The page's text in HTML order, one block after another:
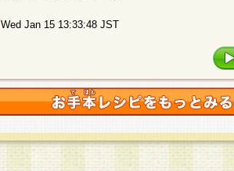
Wed Jan 15 13:33:48 JST